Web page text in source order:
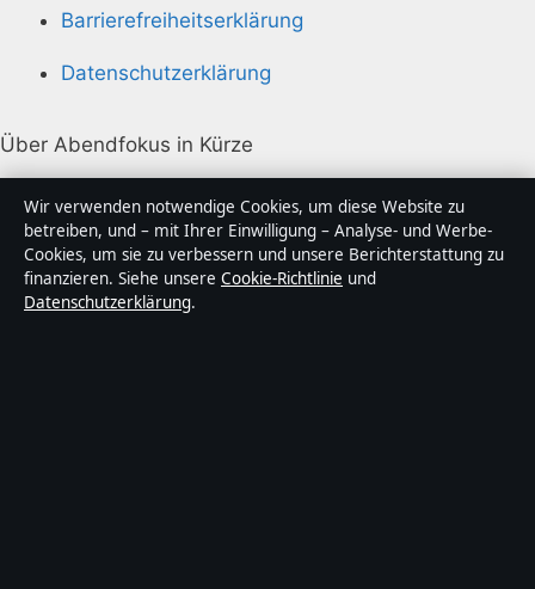
Barrierefreiheitserklärung
Datenschutzerklärung
Über Abendfokus in Kürze
Abendfokus ist ein unabhängiger digitaler
Nachrichtenanbieter mit Fokus auf Politik, Wirtschaft,
Technik und Gesellschaft in Deutschland. Jeder Artikel
trägt eine Byline, wird von einem Redakteur geprüft
und vor der Veröffentlichung faktengecheckt.
Wir verwenden notwendige Cookies, um diese Website zu
betreiben, und – mit Ihrer Einwilligung – Analyse- und Werbe-
Cookies, um sie zu verbessern und unsere Berichterstattung zu
finanzieren. Siehe unsere Cookie-Richtlinie und
Datenschutzerklärung.